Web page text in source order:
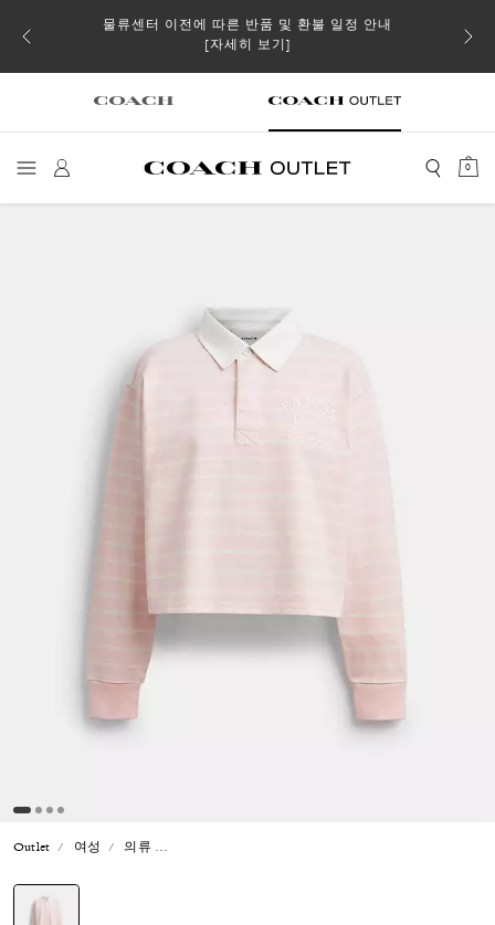
될 수
물류센터 이전에 따른 반품 및 환불 일정 안내
[자세히 보기]
0
Outlet 여성 의류